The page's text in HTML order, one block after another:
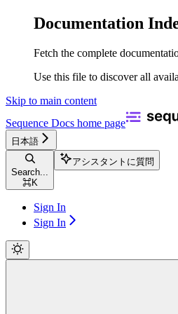
Documentation
Fetch the complete
Use this file to discover all
Skip to main content
Sequence Docs home page
日本語
Search...
⌘K
アシスタントに質問
Sign In
Sign In